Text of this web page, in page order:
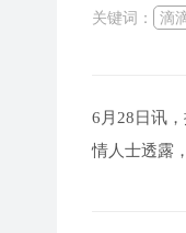
关键词： 滴
6月28日讯
情人士透露